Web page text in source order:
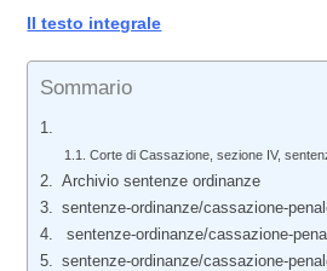
Il testo integrale
Sommario
Corte di Cassazione, sezione IV,
Archivio sentenze ordinanze
sentenze-ordinanze/cassazione-
sentenze-ordinanze/cassazione-
sentenze-ordinanze/cassazione-